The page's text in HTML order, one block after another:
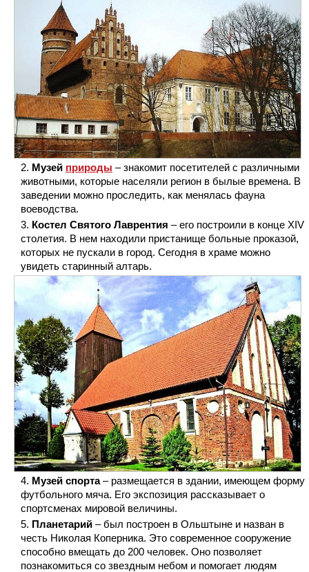
Музей природы – знакомит посетителей с различными
животными, которые населяли регион в былые времена. В
заведении можно проследить, как менялась фауна
воеводства.
Костел Святого Лаврентия – его построили в конце XIV
столетия. В нем находили пристанище больные проказой,
которых не пускали в город. Сегодня в храме можно
увидеть старинный алтарь.
Музей спорта– размещается в здании, имеющем форму
футбольного мяча. Его экспозиция рассказывает о
спортсменах мировой величины.
Планетарий – был построен в Ольштыне и назван в
честь Николая Коперника. Это современное сооружение
способно вмещать до 200 человек. Оно позволяет
познакомиться со звездным небом и помогает людям